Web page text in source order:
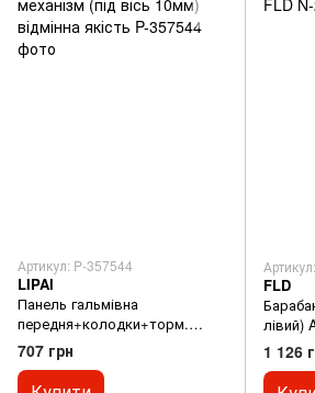
Артикул: P-357544
LIPAI
Панель гальмівна
передня+колодки+торм.
механізм (під вісь 10мм)
відмінна якість
707 грн
FLD
лівий)
1 126